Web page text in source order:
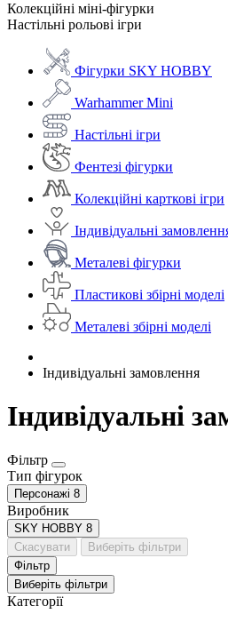
Колекційні міні-фігурки
Настільні рольові ігри
Фігурки SKY HOBBY
Warhammer Mini
Настільні ігри
Фентезі фігурки
Колекційні карткові ігри
Індивідуальні
Металеві фігурки
Пластикові збірні моделі
Металеві збірні моделі
Індивідуальні замовлення
Індивідуальні
Фільтр
Тип фігурок
Персонажі 8
Виробник
SKY HOBBY 8
Скасувати
Виберіть фільтри
Фільтр
Виберіть фільтри
Категорії